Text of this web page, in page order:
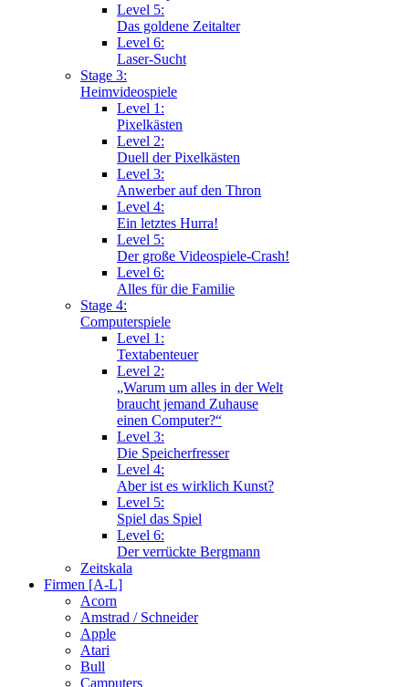
Level 5:
Das goldene Zeitalter
Level 6:
Laser-Sucht
Stage 3:
Heimvideospiele
Level 1:
Pixelkästen
Level 2:
Duell der Pixelkästen
Level 3:
Anwerber auf den Thron
Level 4:
Ein letztes Hurra!
Level 5:
Der große Videospiele-Crash!
Level 6:
Alles für die Familie
Stage 4:
Computerspiele
Level 1:
Textabenteuer
Level 2:
„Warum um alles in der Welt
braucht jemand Zuhause
einen Computer?“
Level 3:
Die Speicherfresser
Level 4:
Aber ist es wirklich Kunst?
Level 5:
Spiel das Spiel
Level 6:
Der verrückte Bergmann
Zeitskala
Firmen [A-L]
Acorn
Amstrad / Schneider
Apple
Atari
Bull
Camputers